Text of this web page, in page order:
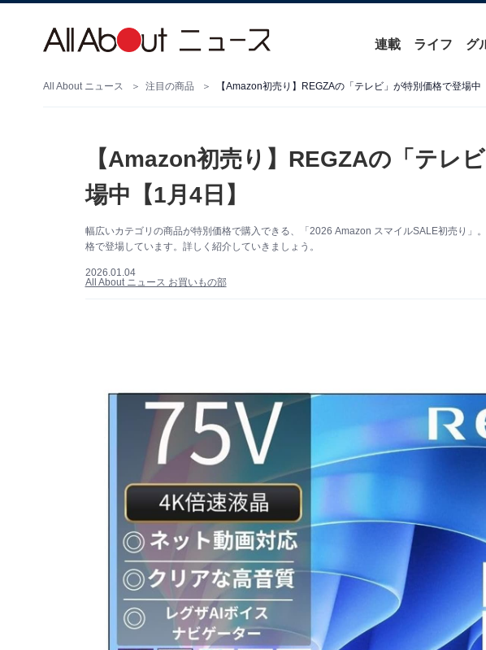
連載 ライフ グ
All About ニュース 注目の商品 【Amazon初売り】REGZAの「テレビ」が特別価格で登場中
【Amazon初売り】REGZAの「テレ
場中【1月4日】
幅広いカテゴリの商品が特別価格で購入できる、「2026 Amazon スマイルSALE初売り」
格で登場しています。詳しく紹介していきましょう。
2026.01.04
All About ニュース お買いもの部